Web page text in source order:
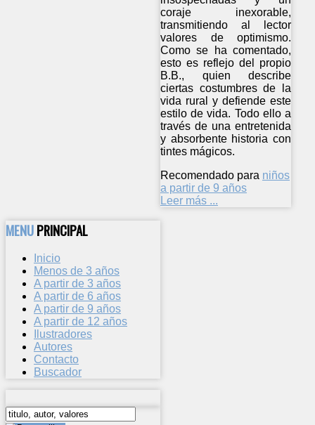
coraje inexorable,
transmitiendo al lector
valores de optimismo.
Como se ha comentado,
esto es reflejo del propio
B.B., quien describe
ciertas costumbres de la
vida rural y defiende este
estilo de vida. Todo ello a
través de una entretenida
y absorbente historia con
tintes mágicos.
Recomendado para niños
a partir de 9 años
Leer más ...
MENUPRINCIPAL
Inicio
Menos de 3 años
A partir de 3 años
A partir de 6 años
A partir de 9 años
A partir de 12 años
Ilustradores
Autores
Contacto
Buscador